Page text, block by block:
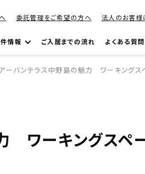
委託管理をご希望の方へ 法人のお客様
情報 ご入居までの流れ よくある質問
ーバンテラス中野島の魅力 ワーキングス
ワーキングスペ